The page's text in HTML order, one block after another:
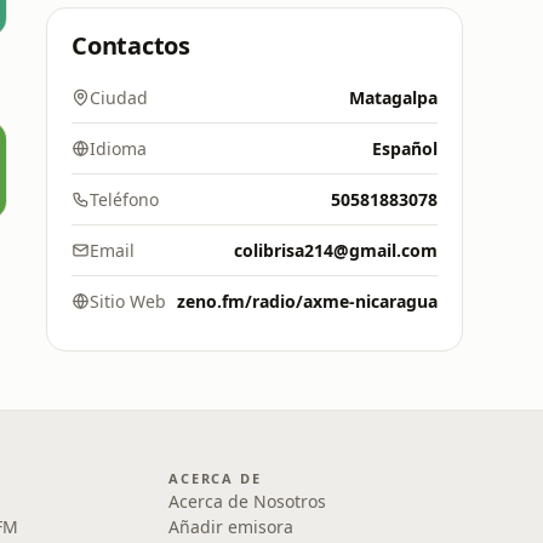
Contactos
Ciudad Matagalpa
Idioma Español
Teléfono 50581883078
Email colibrisa214@gmail.com
Sitio Web zeno.fm/radio/axme-nicaragua
ACERCA DE
Acerca de Nosotros
Añadir emisora